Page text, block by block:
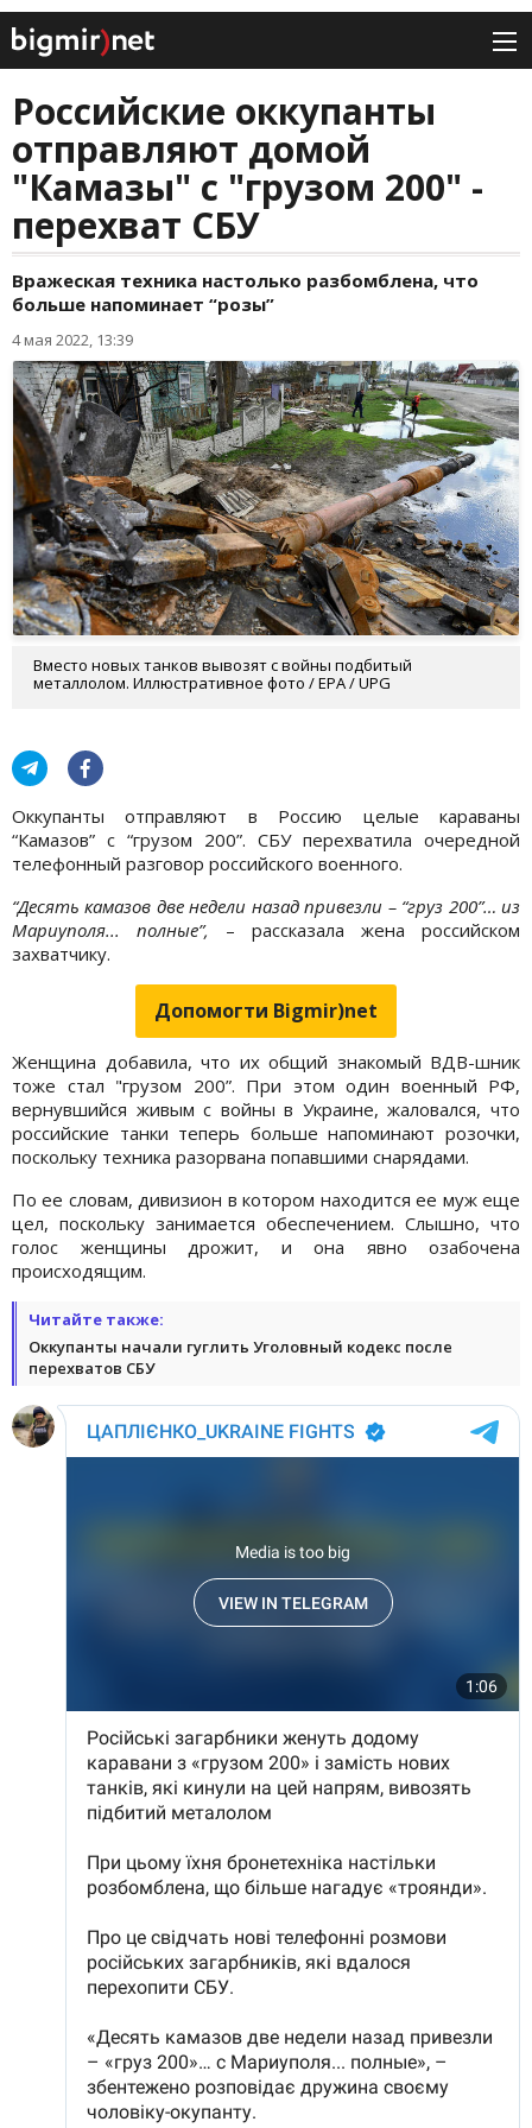
Российские оккупанты
отправляют домой
"Камазы" с "грузом 200" -
перехват СБУ
Вражеская техника настолько разбомблена, что
больше напоминает “розы”
4 мая 2022, 13:39
Вместо новых танков вывозят с войны подбитый
металлолом. Иллюстративное фото / EPA / UPG
Оккупанты отправляют в Россию целые караваны
“Камазов” с “грузом 200”. СБУ перехватила очередной
телефонный разговор российского военного.
“Десять камазов две недели назад привезли – “груз 200”… из
Мариуполя... полные”, – рассказала жена российском
захватчику.
Допомогти Bigmir)net
Женщина добавила, что их общий знакомый ВДВ-шник
тоже стал "грузом 200”. При этом один военный РФ,
вернувшийся живым с войны в Украине, жаловался, что
российские танки теперь больше напоминают розочки,
поскольку техника разорвана попавшими снарядами.
По ее словам, дивизион в котором находится ее муж еще
цел, поскольку занимается обеспечением. Слышно, что
голос женщины дрожит, и она явно озабочена
происходящим.
Читайте также:
Оккупанты начали гуглить Уголовный кодекс после
перехватов СБУ